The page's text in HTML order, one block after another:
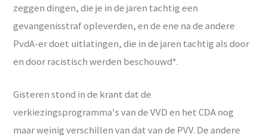
zeggen dingen, die je in de jaren tachtig een
gevangenisstraf opleverden, en de ene na de andere
PvdA-er doet uitlatingen, die in de jaren tachtig als door
en door racistisch werden beschouwd*.
Gisteren stond in de krant dat de
verkiezingsprogramma's van de VVD en het CDA nog
maar weinig verschillen van dat van de PVV. De andere